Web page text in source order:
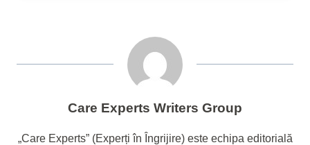
Care Experts Writers Group
„Care Experts” (Experți în Îngrijire) este echipa editorială